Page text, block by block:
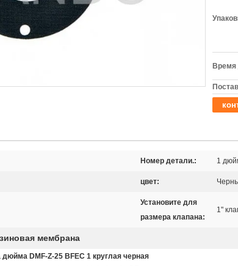
Время
Номер детали.: 1
цвет:
Установите для
размера клапана:
1"
мембрана
DMF-Z-25 BFEC 1 круглая черная